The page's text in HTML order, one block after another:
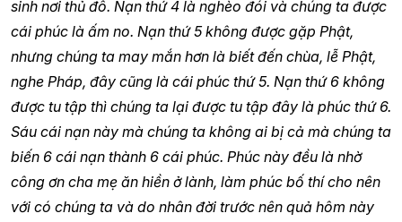
sinh nơi thủ đô. Nạn thứ 4 là nghèo đói và chúng ta được
cái phúc là ấm no. Nạn thứ 5 không được gặp Phật,
nhưng chúng ta may mắn hơn là biết đến chùa, lễ Phật,
nghe Pháp, đây cũng là cái phúc thứ 5. Nạn thứ 6 không
được tu tập thì chúng ta lại được tu tập đây là phúc thứ 6.
Sáu cái nạn này mà chúng ta không ai bị cả mà chúng ta
biến 6 cái nạn thành 6 cái phúc. Phúc này đều là nhờ
công ơn cha mẹ ăn hiền ở lành, làm phúc bố thí cho nên
với có chúng ta và do nhân đời trước nên quả hôm này